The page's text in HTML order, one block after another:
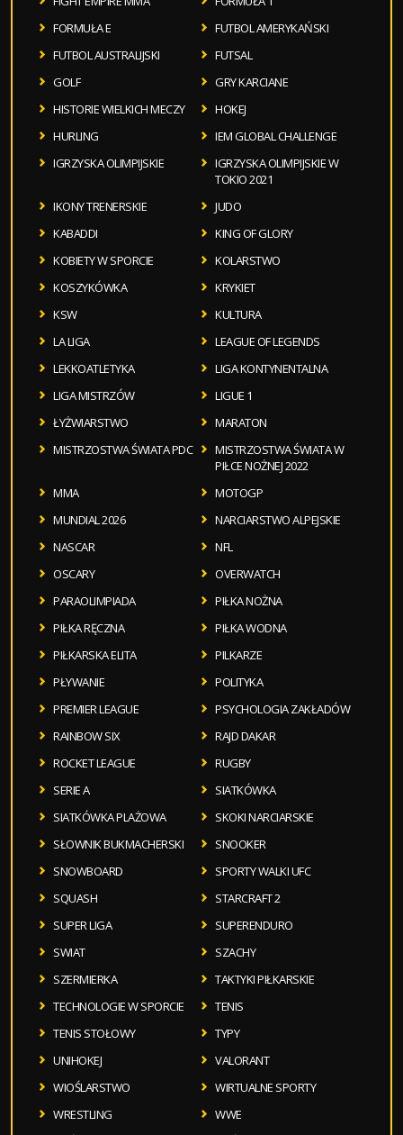
FORMUŁA E
FUTBOL AMERYKAŃSKI
FUTBOL AUSTRALIJSKI
FUTSAL
GOLF
GRY KARCIANE
HISTORIE WIELKICH MECZY
HOKEJ
HURLING
IEM GLOBAL CHALLENGE
IGRZYSKA OLIMPIJSKIE
IGRZYSKA OLIMPIJSKIE W
TOKIO 2021
IKONY TRENERSKIE
JUDO
KABADDI
KING OF GLORY
KOBIETY W SPORCIE
KOLARSTWO
KOSZYKÓWKA
KRYKIET
KSW
KULTURA
LA LIGA
LEAGUE OF LEGENDS
LEKKOATLETYKA
LIGA KONTYNENTALNA
LIGA MISTRZÓW
LIGUE 1
ŁYŻWIARSTWO
MARATON
MISTRZOSTWA ŚWIATA PDC
MISTRZOSTWA ŚWIATA W
PIŁCE NOŻNEJ 2022
MMA
MOTOGP
MUNDIAL 2026
NARCIARSTWO ALPEJSKIE
NASCAR
NFL
OSCARY
OVERWATCH
PARAOLIMPIADA
PIŁKA NOŻNA
PIŁKA RĘCZNA
PIŁKA WODNA
PIŁKARSKA ELITA
PILKARZE
PŁYWANIE
POLITYKA
PREMIER LEAGUE
PSYCHOLOGIA ZAKŁADÓW
RAINBOW SIX
RAJD DAKAR
ROCKET LEAGUE
RUGBY
SERIE A
SIATKÓWKA
SIATKÓWKA PLAŻOWA
SKOKI NARCIARSKIE
SŁOWNIK BUKMACHERSKI
SNOOKER
SNOWBOARD
SPORTY WALKI UFC
SQUASH
STARCRAFT 2
SUPER LIGA
SUPERENDURO
SWIAT
SZACHY
SZERMIERKA
TAKTYKI PIŁKARSKIE
TECHNOLOGIE W SPORCIE
TENIS
TENIS STOŁOWY
TYPY
UNIHOKEJ
VALORANT
WIOŚLARSTWO
WIRTUALNE SPORTY
WRESTLING
WWE